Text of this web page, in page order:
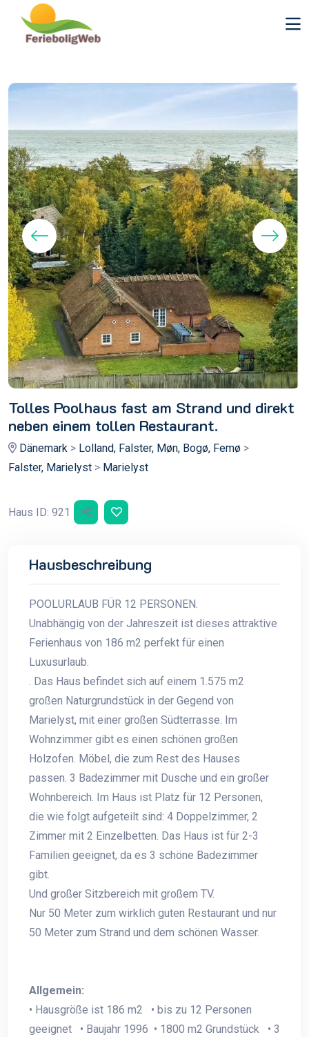
Tolles Poolhaus fast am Strand und direkt
neben einem tollen Restaurant.
Dänemark > Lolland, Falster, Møn, Bogø, Femø >
Falster, Marielyst > Marielyst
Haus ID: 921
Hausbeschreibung
POOLURLAUB FÜR 12 PERSONEN.
Unabhängig von der Jahreszeit ist dieses attraktive
Ferienhaus von 186 m2 perfekt für einen
Luxusurlaub.
. Das Haus befindet sich auf einem 1.575 m2
großen Naturgrundstück in der Gegend von
Marielyst, mit einer großen Südterrasse. Im
Wohnzimmer gibt es einen schönen großen
Holzofen. Möbel, die zum Rest des Hauses
passen. 3 Badezimmer mit Dusche und ein großer
Wohnbereich. Im Haus ist Platz für 12 Personen,
die wie folgt aufgeteilt sind: 4 Doppelzimmer, 2
Zimmer mit 2 Einzelbetten. Das Haus ist für 2-3
Familien geeignet, da es 3 schöne Badezimmer
gibt.
Und großer Sitzbereich mit großem TV.
Nur 50 Meter zum wirklich guten Restaurant und nur
50 Meter zum Strand und dem schönen Wasser.
Allgemein:
• Hausgröße ist 186 m2 • bis zu 12 Personen
geeignet • Baujahr 1996 • 1800 m2 Grundstück • 3